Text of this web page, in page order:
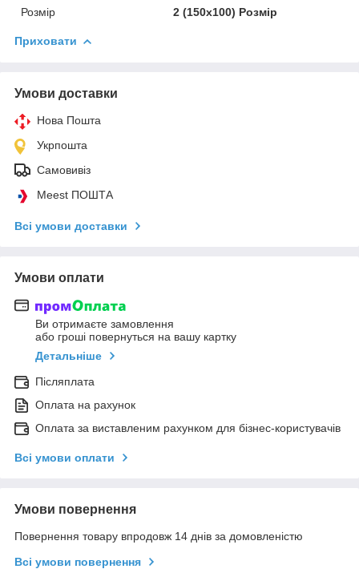
Розмір
2 (150х100) Розмір
Приховати
Умови доставки
Нова Пошта
Укрпошта
Самовивіз
Meest ПОШТА
Всі умови доставки
Умови оплати
Ви отримаєте замовлення
або гроші повернуться на вашу картку
Детальніше
Післяплата
Оплата на рахунок
Оплата за виставленим рахунком для бізнес-користувачів
Всі умови оплати
Умови повернення
Повернення товару впродовж 14 днів за домовленістю
Всі умови повернення